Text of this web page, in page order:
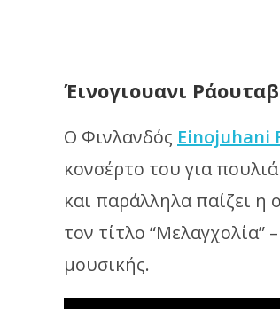
Έινογιουανι
Ο Φινλανδός Einojuhani
κονσέρτο του για
και παράλληλα παίζει
τον τίτλο “Μελαγχολία”
μουσικής.